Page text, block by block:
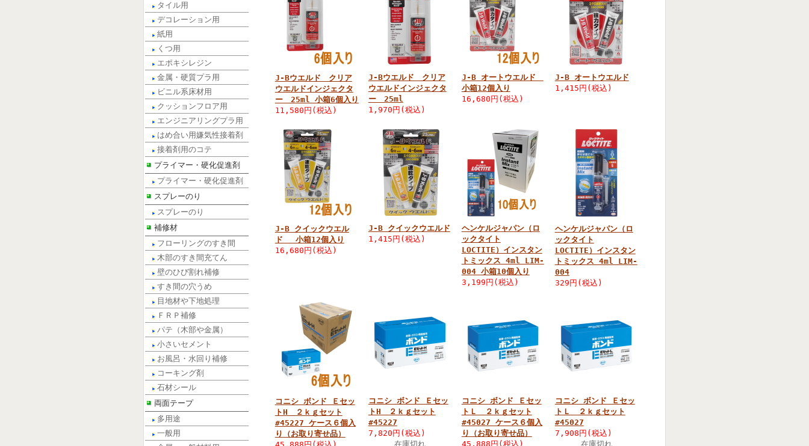
タイル用
デコレーション用
紙用
くつ用
エポキシレジン
金属・硬質プラ用
ビニル系床材用
クッションフロア用
エンジニアリングプラ用
はめ合い用嫌気性接着剤
接着剤用のコテ
プライマー・硬化促進剤
プライマー・硬化促進剤
スプレーのり
スプレーのり
補修材
フローリングのすき間
木部のすき間充てん
壁のひび割れ補修
すき間の穴うめ
目地材や下地処理
ＦＲＰ補修
パテ（木部や金属）
小さいセメント
お風呂・水回り補修
コーキング剤
石材シール
両面テープ
多用途
一般用
J-Bウエルド クリア
ウエルドインジェクタ
ー 25ml 小箱6個入り
11,580円(税込)
J-Bウエルド クリア
ウエルドインジェクタ
ー 25ml
1,970円(税込)
J-B オートウエルド
小箱12個入り
16,680円(税込)
J-B オートウエルド
1,415円(税込)
J-B クイックウエル
ド 小箱12個入り
16,680円(税込)
J-B クイックウエルド
1,415円(税込)
ヘンケルジャパン（ロ
ックタイト
LOCTITE）インスタン
トミックス 4ml LIM-
004 小箱10個入り
3,199円(税込)
ヘンケルジャパン（ロ
ックタイト
LOCTITE）インスタン
トミックス 4ml LIM-
004
329円(税込)
コニシ ボンド Ｅセッ
トH ２ｋｇセット
#45227 ケース６個入
り（お取り寄せ品）
コニシ ボンド Ｅセッ
トH ２ｋｇセット
#45227
7,820円(税込)
在庫切れ
コニシ ボンド Ｅセッ
トＬ ２ｋｇセット
#45027 ケース６個入
り（お取り寄せ品）
45,888円(税込)
コニシ ボンド Ｅセッ
トＬ ２ｋｇセット
#45027
7,908円(税込)
在庫切れ